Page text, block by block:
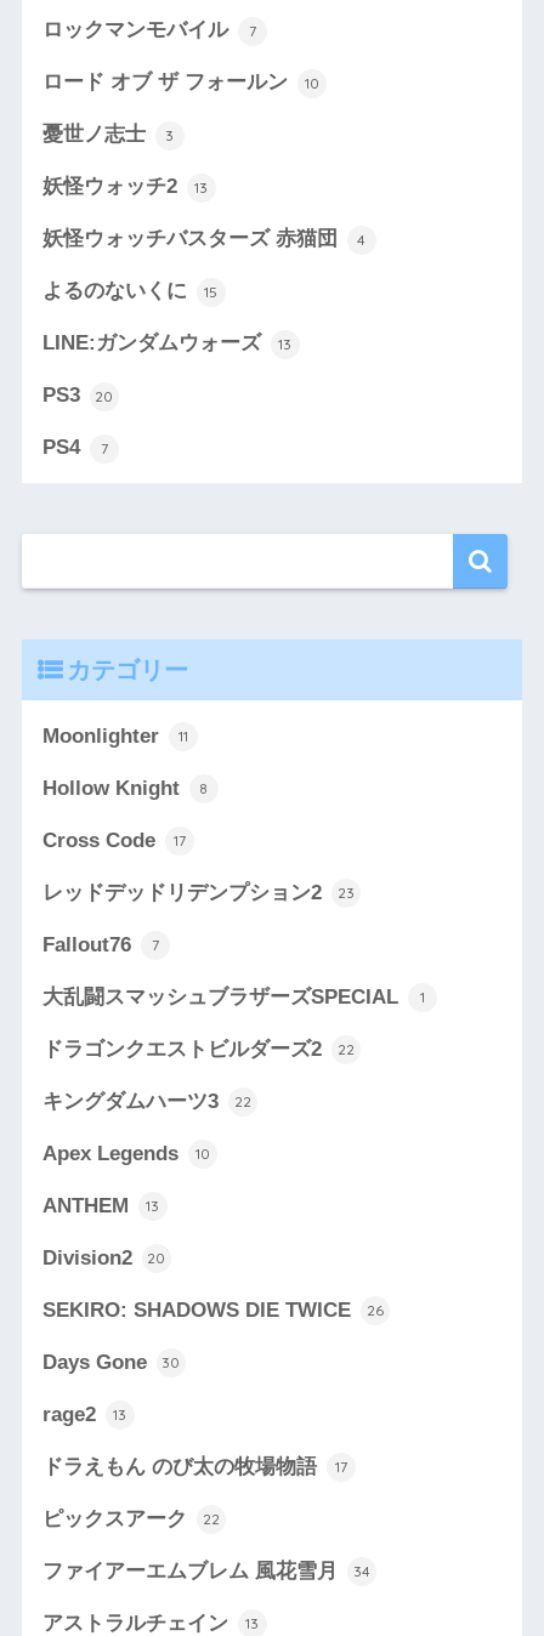
ロックマンモバイル 7
ロード オブ ザ フォールン 10
憂世ノ志士 3
妖怪ウォッチ2 13
妖怪ウォッチバスターズ 赤猫団 4
よるのないくに 15
LINE:ガンダムウォーズ 13
PS3 20
PS4 7
カテゴリー
Moonlighter 11
Hollow Knight 8
Cross Code 17
レッドデッドリデンプション2 23
Fallout76 7
大乱闘スマッシュブラザーズSPECIAL 1
ドラゴンクエストビルダーズ2 22
キングダムハーツ3 22
Apex Legends 10
ANTHEM 13
Division2 20
SEKIRO: SHADOWS DIE TWICE 26
Days Gone 30
rage2 13
ドラえもん のび太の牧場物語 17
ピックスアーク 22
ファイアーエムブレム 風花雪月 34
アストラルチェイン 13